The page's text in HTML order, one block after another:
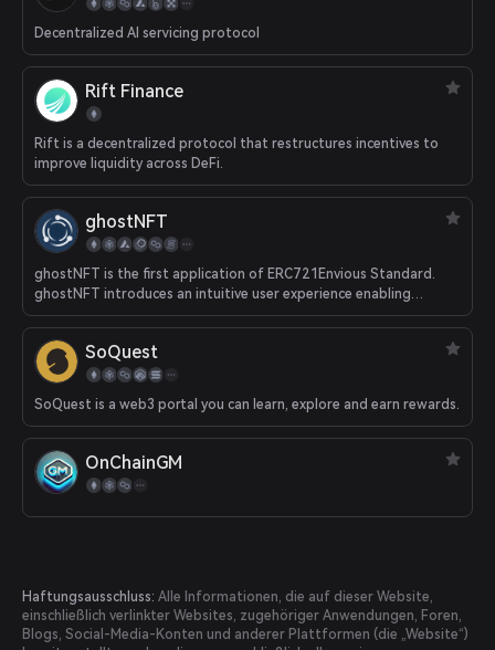
Decentralized AI servicing protocol
Rift Finance
Rift is a decentralized protocol that restructures incentives to
improve liquidity across DeFi.
ghostNFT
ghostNFT is the first application of ERC721Envious Standard.
ghostNFT introduces an intuitive user experience enabling
creators and users to add, redeem, and view collateral to
SoQuest
SoQuest is a web3 portal you can learn, explore and earn rewards.
OnChainGM
Haftungsausschluss: Alle Informationen, die auf dieser Website,
einschließlich verlinkter Websites, zugehöriger Anwendungen, Foren,
Blogs, Social-Media-Konten und anderer Plattformen (die „Website“)